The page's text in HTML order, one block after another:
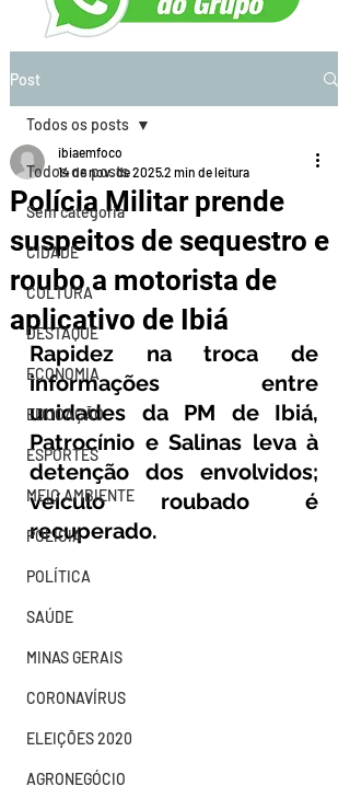
Post
Todos os posts
Sem categoria
CIDADE
CULTURA
DESTAQUE
ECONOMIA
EDUCAÇÃO
ESPORTES
MEIO AMBIENTE
POLÍCIA
POLÍTICA
SAÚDE
MINAS GERAIS
CORONAVÍRUS
ELEIÇÕES 2020
AGRONEGÓCIO
Todos os posts
Polícia Militar prende
suspeitos de sequestro e
roubo a motorista de
aplicativo de Ibiá
ibiaemfoco
14 de nov. de 20252 min de leitura
Rapidez na troca de
informações entre
unidades da PM de Ibiá,
Patrocínio e Salinas leva à
detenção dos envolvidos;
veículo roubado é
recuperado.